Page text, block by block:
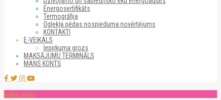
Energosertifikāts
Termogrāfija
Oglekļa pēdas nospieduma novērtējums
KONTAKTI
E-VEIKALS
Iepirkuma grozs
MAKSĀJUMU TERMINĀLS
MANS KONTS
koka ēkas